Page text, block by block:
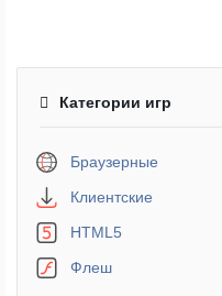
Категории игр
Браузерные
Клиентские
HTML5
Флеш